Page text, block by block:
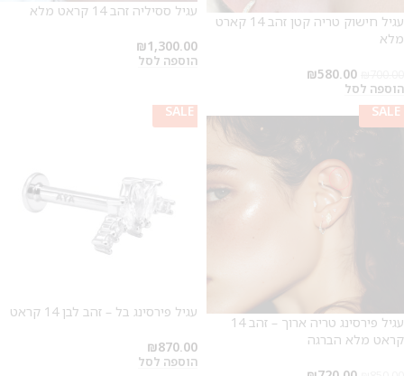
עגיל חישוק טריה קטן זהב 14 קארט
מלא
₪580.00
הוספה לסל
עגיל ססיליה זהב 14 קראט מלא
₪1,300.00
הוספה לסל
SALE
SALE
עגיל פירסינג טריה ארוך – זהב 14
קראט מלא הברגה
SALE
עגיל פירסינג בל – זהב לבן 14 קראט
₪870.00
הוספה לסל